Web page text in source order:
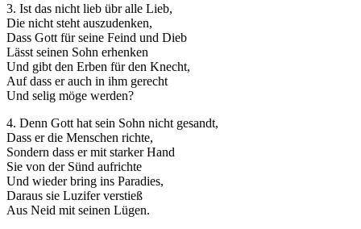
3. Ist das nicht lieb übr alle Lieb,
Die nicht steht auszudenken,
Dass Gott für seine Feind und Dieb
Lässt seinen Sohn erhenken
Und gibt den Erben für den Knecht,
Auf dass er auch in ihm gerecht
Und selig möge werden?
4. Denn Gott hat sein Sohn nicht gesandt,
Dass er die Menschen richte,
Sondern dass er mit starker Hand
Sie von der Sünd aufrichte
Und wieder bring ins Paradies,
Daraus sie Luzifer verstieß
Aus Neid mit seinen Lügen.